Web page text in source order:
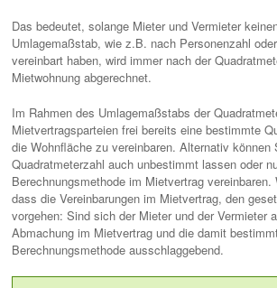
Das bedeutet, solange Mieter und Vermieter
Umlagemaßstab, wie z.B. nach Personenzahl
vereinbart haben, wird immer nach der
Mietwohnung abgerechnet.
Im Rahmen des Umlagemaßstabs der
Mietvertragsparteien frei bereits eine bestimmte
die Wohnfläche zu vereinbaren. Alternativ können
Quadratmeterzahl auch unbestimmt lassen oder
Berechnungsmethode im Mietvertrag
dass die Vereinbarungen im Mietvertrag, den
vorgehen: Sind sich der Mieter und der Vermieter
Abmachung im Mietvertrag und die damit
Berechnungsmethode ausschlaggebend.